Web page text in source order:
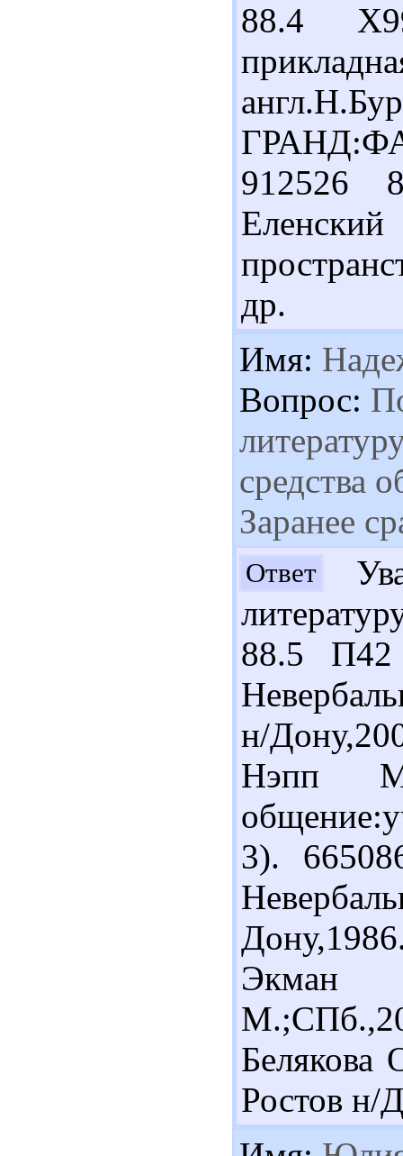
88.4
912526
др.
Имя:
Вопрос:
средства
Заранее
Ответ
88.5
н/
Нэпп
3).
Экман
Белякова
Ростов н/